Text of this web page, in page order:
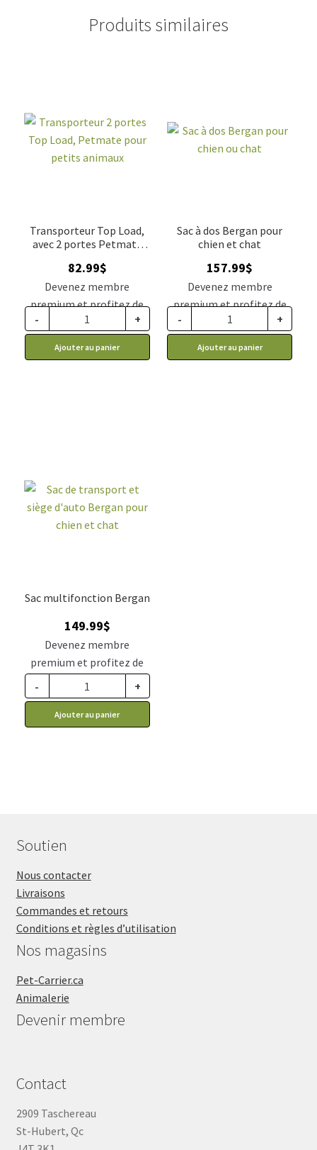
Produits similaires
Transporteur Top Load,
avec 2 portes Petmate
82.99$
Devenez membre
premium et profitez de
ce prix rabais : 68.47$ CA
- +
Ajouter au panier
Sac à dos Bergan pour
chien et chat
157.99$
Devenez membre
premium et profitez de
ce prix rabais : 130.34$ CA
- +
Ajouter au panier
Sac multifonction Bergan
149.99$
Devenez membre
premium et profitez de
ce prix rabais : 123.74$ CA
- +
Ajouter au panier
Soutien
Nous contacter
Livraisons
Commandes et retours
Conditions et règles d’utilisation
Nos magasins
Pet-Carrier.ca
Animalerie
Devenir membre
Contact
2909 Taschereau
St-Hubert, Qc